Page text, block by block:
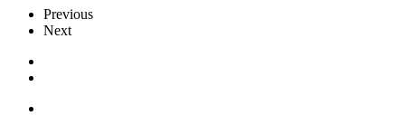
Previous
Next